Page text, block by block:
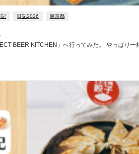
記 日記2026 東京都
BEER KITCHEN」へ行ってみた。 やっぱり一